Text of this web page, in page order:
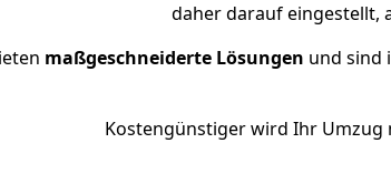
daher darauf eingestellt,
maßgeschneiderte Lösungen und sind
Kostengünstiger wird Ihr Umzug